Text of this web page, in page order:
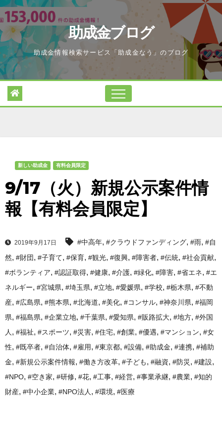
Skip
to
content
助成金ブログ
助成金情報検索サービス「助成金なう」のブログ
新しい助成金 有料会員限定
9/17（火）新規公示案件情
報【有料会員限定】
2019年9月17日 #中高年, #クラウドファンディング, #雨, #自
然, #財団, #子育て, #保育, #観光, #復興, #障害者, #伝統, #社会貢献,
#ボランティア, #認証取得, #健康, #介護, #緑化, #障害, #省エネ, #エ
ネルギー, #宮城県, #埼玉県, #立地, #愛媛県, #学校, #栃木県, #不動
産, #広島県, #熊本県, #北海道, #美化, #コンサル, #神奈川県, #福岡
県, #福島県, #企業立地, #千葉県, #愛知県, #販路拡大, #地方, #外国
人, #福祉, #スポーツ, #災害, #住宅, #創業, #優遇, #マンション, #女
性, #既卒者, #自治体, #雇用, #東京都, #設備, #助成金, #連携, #補助
金, #新規公示案件情報, #働き方改革, #子ども, #融資, #防災, #建設,
#NPO, #空き家, #研修, #花, #工事, #経営, #事業承継, #農業, #知的
財産, #中小企業, #NPO法人, #環境, #医療